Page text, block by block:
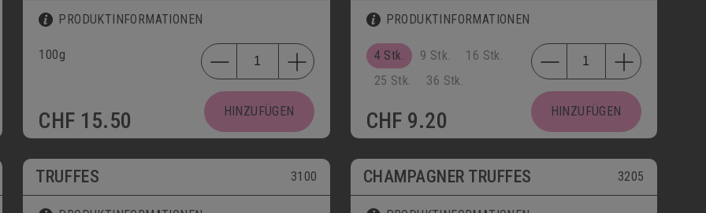
PRODUKTINFORMATIONEN
100g
CHF 15.50 HINZUFÜGEN
PRODUKTINFORMATIONEN
4 Stk. 9 Stk.
16 Stk.
25 Stk.
36 Stk.
CHF 9.20 HINZUFÜGEN
TRUFFES 3100 CHAMPAGNER TRUFFES 3205